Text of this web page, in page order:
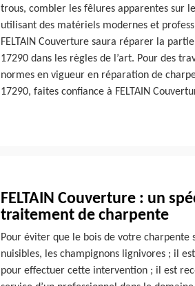
trous, combler les fêlures apparentes sur
utilisant des matériels modernes et
FELTAIN Couverture saura réparer la
17290 dans les règles de l’art. Pour des
normes en vigueur en réparation de
17290, faites confiance à FELTAIN
FELTAIN Couverture : un
traitement de charpente
Pour éviter que le bois de votre charpente
nuisibles, les champignons lignivores ; il
pour effectuer cette intervention ; il est